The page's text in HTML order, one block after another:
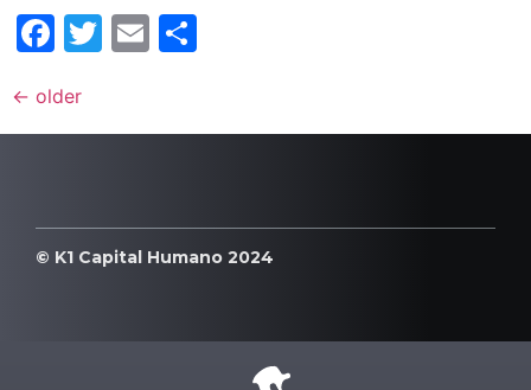
Facebook
Twitter
Email
← older
© K1 Capital Humano 2024